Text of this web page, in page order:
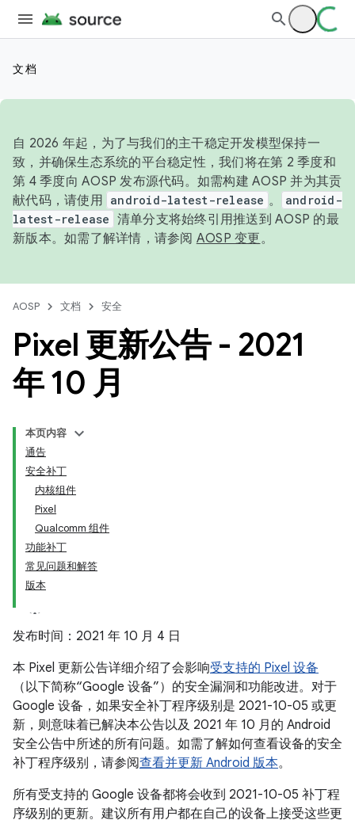
文档
自 2026 年起，为了与我们的主干稳定开发模型保持一
致，并确保生态系统的平台稳定性，我们将在第 2 季度和
第 4 季度向 AOSP 发布源代码。如需构建 AOSP 并为其贡
献代码，请使用 android-latest-release 。
android-
latest-release 清单分支将始终引用推送到 AOSP 的最
新版本。如需了解详情，请参阅 AOSP 变更。
AOSP 文档 安全
Pixel 更新公告 - 2021
年 10 月
本页内容
通告
安全补丁
内核组件
Pixel
Qualcomm 组件
功能补丁
常见问题和解答
版本
发布时间：2021 年 10 月 4 日
本 Pixel 更新公告详细介绍了会影响受支持的 Pixel 设备
（以下简称“Google 设备”）的安全漏洞和功能改进。对于
Google 设备，如果安全补丁程序级别是 2021-10-05 或更
新，则意味着已解决本公告以及 2021 年 10 月的 Android
安全公告中所述的所有问题。如需了解如何查看设备的安全
补丁程序级别，请参阅查看并更新 Android 版本。
所有受支持的 Google 设备都将会收到 2021-10-05 补丁程
序级别的更新。建议所有用户都在自己的设备上接受这些更